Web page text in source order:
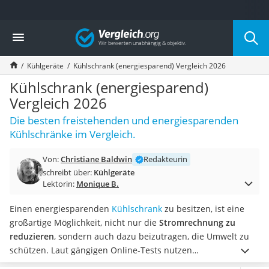
Die beliebtesten Vergleiche nach Kategorie
Haushalt
Wassersprudler
Zentralstaubsauger
Brotbackautomat
Wischroboter
Wäschespinne
Industriestaubsauger
Spülmaschinentabs
Eierkocher
AEG-Waschmaschine
Saug-Wisch-Roboter
Handstaubsauger
Milchaufschäumer
Kondenstrockner
Reiskocher
Heißwasserspender
Vergleich
Kühlgeräte Kühlschrank (energiesparend) Vergleich 2026
Kühlschrank (energiesparend)
Vergleich 2026
Die besten freistehenden und energiesparenden
Kühlschränke im Vergleich.
Von:Christiane Baldwin
Redakteurin
schreibt über: Kühlgeräte
Lektorin: Monique B.
Einen energiesparenden Kühlschrank zu besitzen, ist eine
großartige Möglichkeit, nicht nur die Stromrechnung zu
reduzieren, sondern auch dazu beizutragen, die Umwelt zu
schützen. Laut gängigen Online-Tests nutzen
energiesparende Kühlschränke verschiedene Technologien